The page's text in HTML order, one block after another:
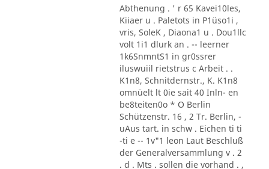
Abthenung . ' r 65 Kavei10les,
Kiiaer u . Paletots in P1üso1i ,
vris, SoleK , Diaona1 u . Dou1llc
volt 1i1 dlurk an . -- leerner
1k6SnmntS1 in gr0ssrer
iluswuiil rietstrus c Arbeit . .
K1n8, Schnitdernstr., K. K1n8
omnüelt lt 0ie sait 40 Inln- en
be8teiten0o * O Berlin
Schützenstr. 16 , 2 Tr. Berlin, -
uAus tart. in schw . Eichen ti ti
-ti e -- 1v"1 leon Laut Beschluß
der Generalversammlung v . 2
. d . Mts . sollen die vorhand . ,